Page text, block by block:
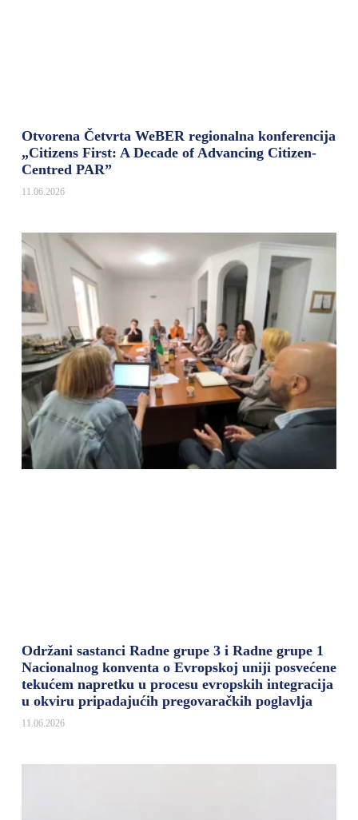
Otvorena Četvrta WeBER regionalna konferencija
„Citizens First: A Decade of Advancing Citizen-
Centred PAR”
11.06.2026
Održani sastanci Radne grupe 3 i Radne grupe 1
Nacionalnog konventa o Evropskoj uniji posvećene
tekućem napretku u procesu evropskih integracija
u okviru pripadajućih pregovaračkih poglavlja
11.06.2026